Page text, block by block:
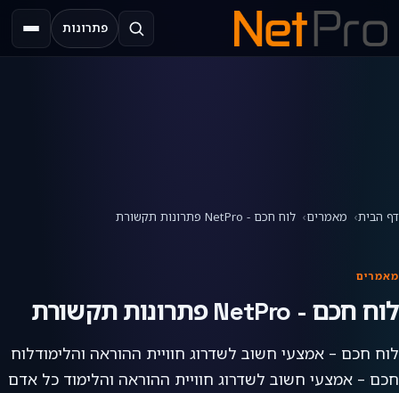
פתרונות תפריט
דף הבית מאמרים לוח חכם - NetPro פתרונות תקשורת
מאמרים
לוח חכם - NetPro פתרונות תקשורת
לוח חכם – אמצעי חשוב לשדרוג חוויית ההוראה והלימודלוח
חכם – אמצעי חשוב לשדרוג חוויית ההוראה והלימוד כל אדם